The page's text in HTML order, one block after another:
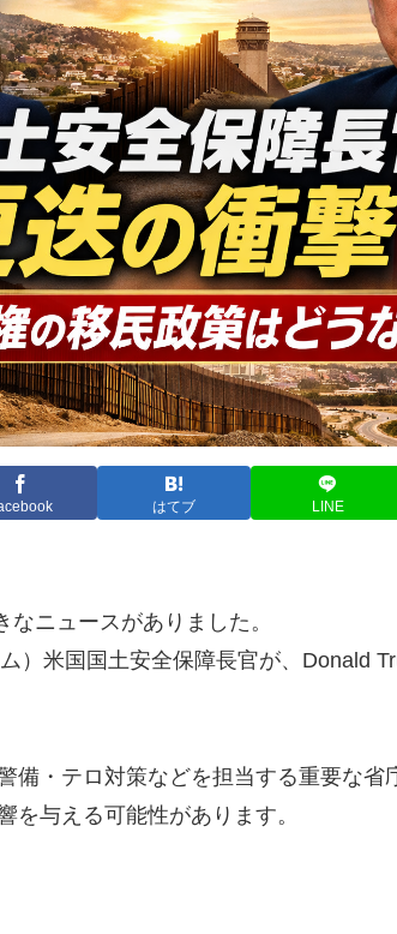
はてブ LINE
ニュースがありました。
）米国国土安全保障長官が、Donald
備・テロ対策などを担当する重要な省
を与える可能性があります。